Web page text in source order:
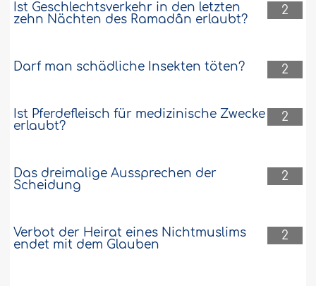
2
Ist Geschlechtsverkehr in den letzten
zehn Nächten des Ramadân erlaubt?
2
Darf man schädliche Insekten töten?
2
Ist Pferdefleisch für medizinische Zwecke
erlaubt?
2
Das dreimalige Aussprechen der
Scheidung
2
Verbot der Heirat eines Nichtmuslims
endet mit dem Glauben